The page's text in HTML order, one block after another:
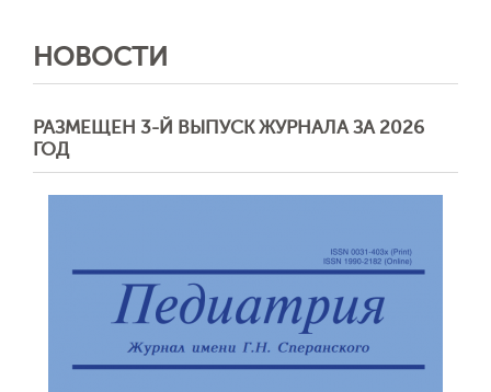
НОВОСТИ
РАЗМЕЩЕН 3-Й ВЫПУСК ЖУРНАЛА ЗА 2026
ГОД